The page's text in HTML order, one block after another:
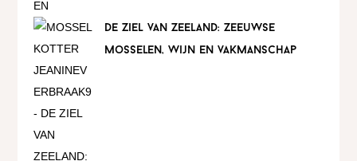
de ziel van zeeland: zeeuwse
mosselen, wijn en vakmanschap